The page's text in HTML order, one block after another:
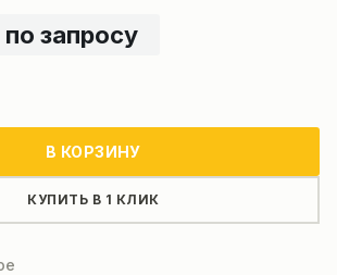
запросу
В КОРЗИНУ
КУПИТЬ В 1 КЛИК